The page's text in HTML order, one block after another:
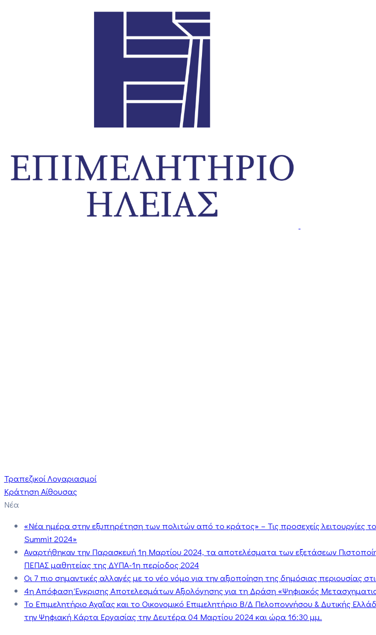
Τραπεζικοί Λογαριασμοί
Κράτηση Αίθουσας
Νέα
«Νέα ημέρα στην εξυπηρέτηση των πολιτών από το κράτος» – Τις προσεχείς
Summit 2024»
Αναρτήθηκαν την Παρασκευή 1η Μαρτίου 2024, τα αποτελέσματα των εξετάσεων
ΠΕΠΑΣ μαθητείας της ΔΥΠΑ-1η περίοδος 2024
Οι 7 πιο σημαντικές αλλαγές με το νέο νόμο για την αξιοποίηση της δημόσιας περιουσίας
4η Απόφαση Έγκρισης Αποτελεσμάτων Αξιολόγησης για τη Δράση «Ψηφιακός
Το Επιμελητήριο Αχαΐας και το Οικονομικό Επιμελητήριο Β/Δ Πελοποννήσου & Δυτικής
την Ψηφιακή Κάρτα Εργασίας την Δευτέρα 04 Μαρτίου 2024 και ώρα 16:30 μμ.